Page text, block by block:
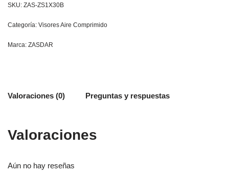
SKU: ZAS-ZS1X30B
Categoría: Visores Aire Comprimido
Marca: ZASDAR
Valoraciones (0) Preguntas y respuestas
Valoraciones
Aún no hay reseñas